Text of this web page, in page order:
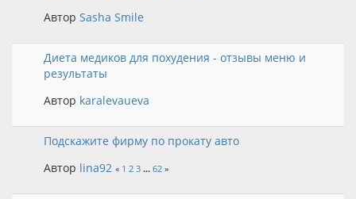
Автор Sasha Smile
Диета медиков для похудения - отзывы меню и
результаты
Автор karalevaueva
Подскажите фирму по прокату авто
Автор lina92 « 1 2 3 ... 62 »